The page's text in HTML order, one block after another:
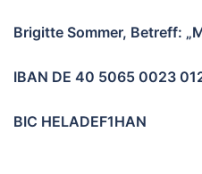
Brigitte Sommer, Betreff:
IBAN DE 40 5065 0023
BIC HELADEF1HAN